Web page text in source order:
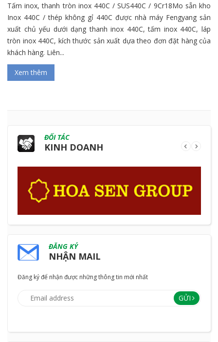
Tấm inox, thanh tròn inox 440C / SUS440C / 9Cr18Mo sẵn kho
Inox 440C / thép không gỉ 440C được nhà máy Fengyang sản
xuất chủ yếu dưới dạng thanh inox 440C, tấm inox 440C, láp
tròn inox 440C, kích thước sản xuất dựa theo đơn đặt hàng của
khách hàng. Liên...
Xem thêm
ĐỐI TÁC
KINH DOANH
ĐĂNG KÝ
NHẬN MAIL
Đăng ký để nhận được những thông tin mới nhất
GỬI